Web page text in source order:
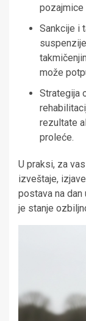
pozajmice
Sankcije i
može
Strategija
rezultate
proleće.
U praksi, za
izveštaje,
postava na
je stanje